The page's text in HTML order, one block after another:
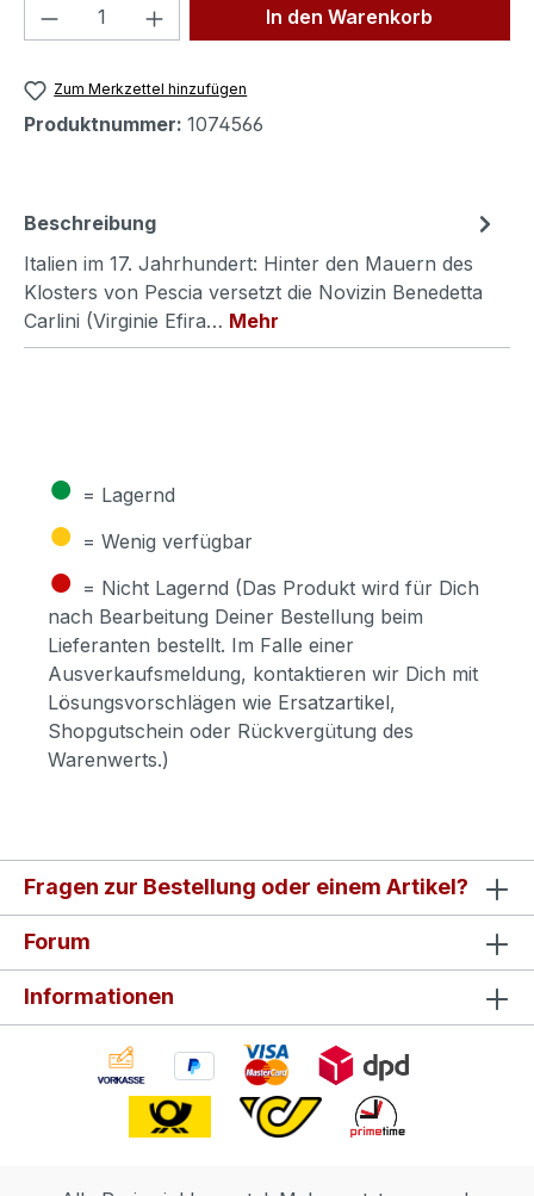
Produkt Anzahl: Gib denIn den Warenkorb
Zum Merkzettel hinzufügen
Produktnummer: 1074566
Beschreibung
Italien im 17. Jahrhundert: Hinter den Mauern des
Klosters von Pescia versetzt die Novizin Benedetta
Carlini (Virginie Efira… Mehr
● = Lagernd
● = Wenig verfügbar
● = Nicht Lagernd (Das Produkt wird für Dich
nach Bearbeitung Deiner Bestellung beim
Lieferanten bestellt. Im Falle einer
Ausverkaufsmeldung, kontaktieren wir Dich mit
Lösungsvorschlägen wie Ersatzartikel,
Shopgutschein oder Rückvergütung des
Warenwerts.)
Fragen zur Bestellung oder einem Artikel?
Forum
Informationen